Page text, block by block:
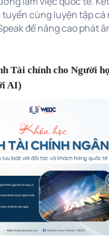
cùng luyện tập cá
để nâng cao phát
Tài chính cho Người
AI)